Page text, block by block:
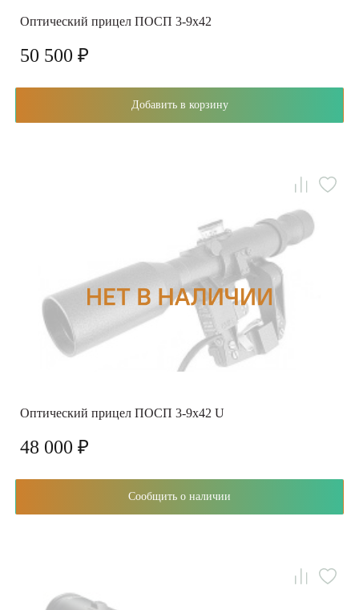
Оптический прицел ПОСП 3-9x42
50 500 ₽
Добавить в корзину
Оптический прицел ПОСП 3-9х42 U
48 000 ₽
Сообщить о наличии